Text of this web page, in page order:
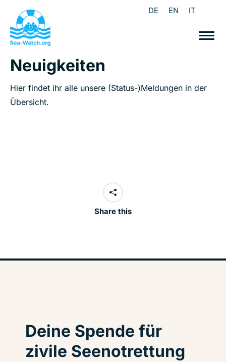
DE EN IT
Neuigkeiten
Hier findet ihr alle unsere (Status-)Meldungen in der
Übersicht.
Share this
Deine Spende für
zivile Seenotrettung